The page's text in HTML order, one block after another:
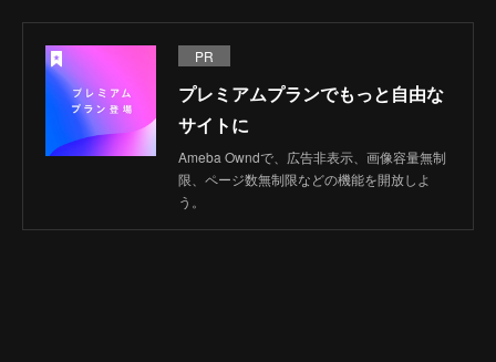
PR
プレミアムプランでもっと自由な
サイトに
Ameba Owndで、広告非表示、画像容量無制
限、ページ数無制限などの機能を開放しよ
う。